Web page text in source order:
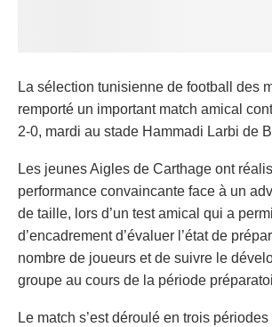
La sélection tunisienne de football des
remporté un important match amical
2-0, mardi au stade Hammadi Larbi de
Les jeunes Aigles de Carthage ont
performance convaincante face à un
de taille, lors d’un test amical qui a
d’encadrement d’évaluer l’état de
nombre de joueurs et de suivre le
groupe au cours de la période
Le match s’est déroulé en trois